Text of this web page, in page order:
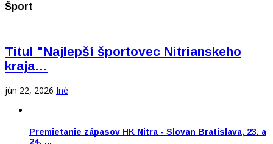
Šport
Titul "Najlepší športovec Nitrianskeho
kraja…
jún 22, 2026 Iné
Premietanie zápasov HK Nitra - Slovan Bratislava, 23. a
24. …